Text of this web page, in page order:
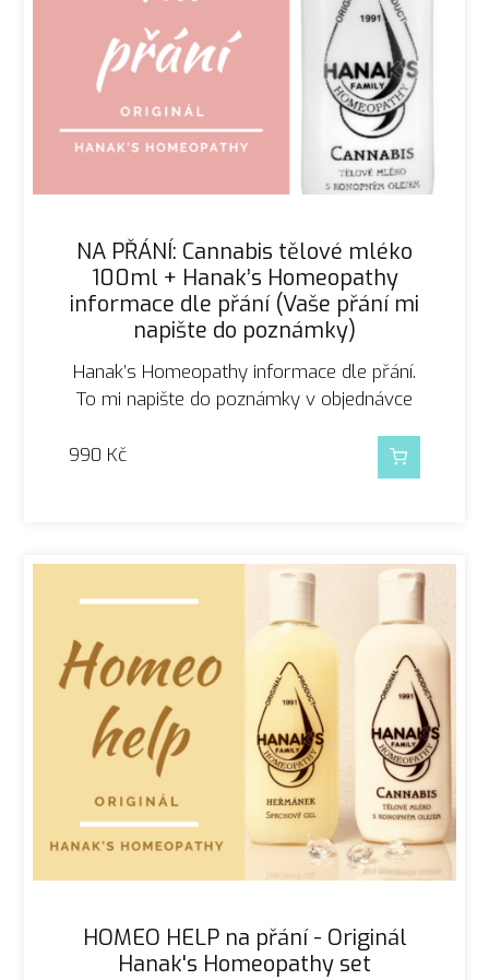
NA PŘÁNÍ: Cannabis tělové mléko
100ml + Hanak’s Homeopathy
informace dle přání (Vaše přání mi
napište do poznámky)
Hanak’s Homeopathy informace dle přání.
To mi napište do poznámky v objednávce
990 Kč
HOMEO HELP na přání - Originál
Hanak's Homeopathy set